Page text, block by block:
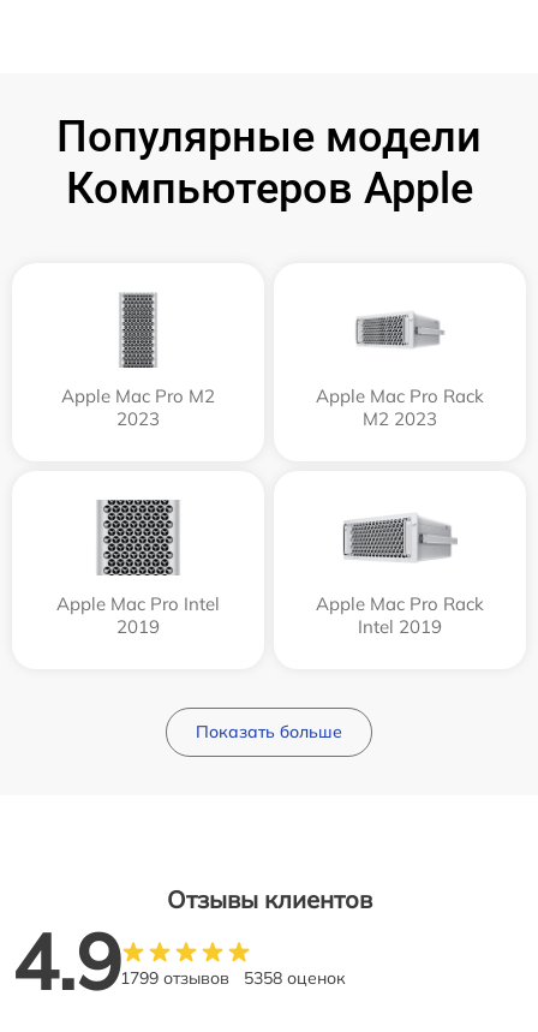
Популярные модели
Компьютеров Apple
Apple Mac Pro M2
2023
Apple Mac Pro Rack
M2 2023
Apple Mac Pro Intel
2019
Apple Mac Pro Rack
Intel 2019
Показать больше
Отзывы клиентов
4.91799 отзывов 5358 оценок